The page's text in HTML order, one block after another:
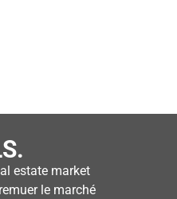
estate market
le marché